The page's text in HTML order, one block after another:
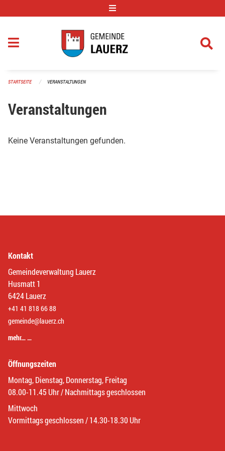
STARTSEITE VERANSTALTUNGEN
Veranstaltungen
Keine Veranstaltungen gefunden.
Kontakt
Gemeindeverwaltung Lauerz
Husmatt 1
6424 Lauerz
+41 41 818 66 88
gemeinde@lauerz.ch
mehr… …
Öffnungszeiten
Montag, Dienstag, Donnerstag, Freitag
08.00-11.45 Uhr / Nachmittags geschlossen
Mittwoch
Vormittags geschlossen / 14.30-18.30 Uhr